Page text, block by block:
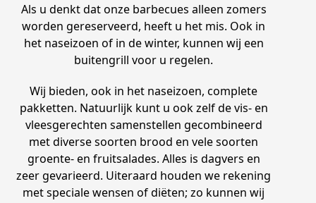
Als u denkt dat onze barbecues alleen zomers
worden gereserveerd, heeft u het mis. Ook in
het naseizoen of in de winter, kunnen wij een
buitengrill voor u regelen.
Wij bieden, ook in het naseizoen, complete
pakketten. Natuurlijk kunt u ook zelf de vis- en
vleesgerechten samenstellen gecombineerd
met diverse soorten brood en vele soorten
groente- en fruitsalades. Alles is dagvers en
zeer gevarieerd. Uiteraard houden we rekening
met speciale wensen of diëten; zo kunnen wij